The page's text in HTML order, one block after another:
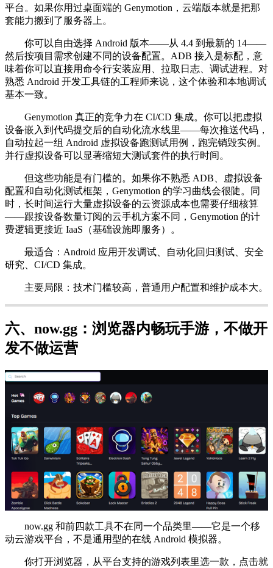
平台。如果你用过桌面端的 Genymotion，云端版本就是把那
套能力搬到了服务器上。
你可以自由选择 Android 版本——从 4.4 到最新的 14——
然后按项目需求创建不同的设备配置。ADB 接入是标配，意
味着你可以直接用命令行安装应用、拉取日志、调试进程。对
熟悉 Android 开发工具链的工程师来说，这个体验和本地调试
基本一致。
Genymotion 真正的竞争力在 CI/CD 集成。你可以把虚拟
设备嵌入到代码提交后的自动化流水线里——每次推送代码，
自动拉起一组 Android 虚拟设备跑测试用例，跑完销毁实例。
并行虚拟设备可以显著缩短大测试套件的执行时间。
但这些功能是有门槛的。如果你不熟悉 ADB、虚拟设备
配置和自动化测试框架，Genymotion 的学习曲线会很陡。同
时，长时间运行大量虚拟设备的云资源成本也需要仔细核算
——跟按设备数量订阅的云手机方案不同，Genymotion 的计
费逻辑更接近 IaaS（基础设施即服务）。
最适合：Android 应用开发调试、自动化回归测试、安全
研究、CI/CD 集成。
主要局限：技术门槛较高，普通用户配置和维护成本大。
六、now.gg：浏览器内畅玩手游，不做开
发不做运营
now.gg 和前四款工具不在同一个品类里——它是一个移
动云游戏平台，不是通用型的在线 Android 模拟器。
你打开浏览器，从平台支持的游戏列表里选一款，点击就